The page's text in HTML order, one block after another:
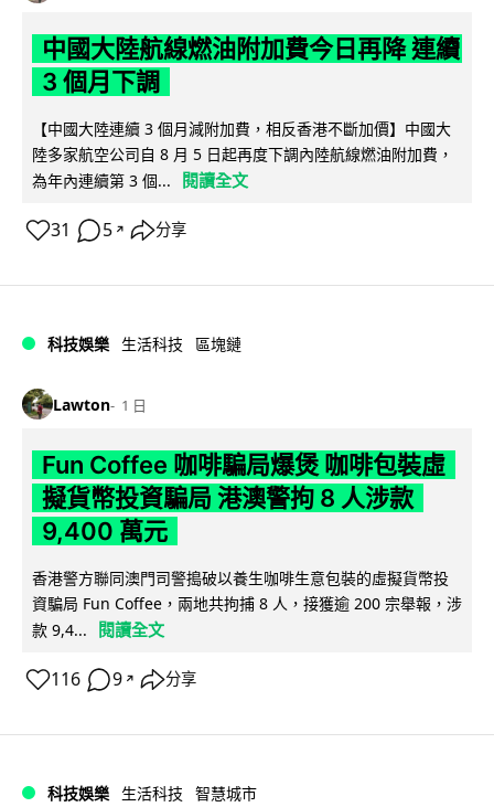
中國大陸航線燃油附加費今日再降 連續
3 個月下調
【中國大陸連續 3 個月減附加費，相反香港不斷加價】中國大
陸多家航空公司自 8 月 5 日起再度下調內陸航線燃油附加費，
為年內連續第 3 個...
閱讀全文
31 5 ↗ 分享
科技娛樂 生活科技 區塊鏈
Lawton 1 日
Fun Coffee 咖啡騙局爆煲 咖啡包裝虛
擬貨幣投資騙局 港澳警拘 8 人涉款
9,400 萬元
香港警方聯同澳門司警搗破以養生咖啡生意包裝的虛擬貨幣投
資騙局 Fun Coffee，兩地共拘捕 8 人，接獲逾 200 宗舉報，涉
款 9,4...
閱讀全文
116 9 ↗ 分享
科技娛樂 生活科技 智慧城市